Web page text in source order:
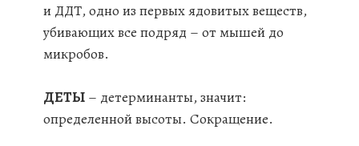
и ДДТ, одно из первых ядовитых веществ,
убивающих все подряд – от мышей до
микробов.
ДЕТЫ – детерминанты, значит:
определенной высоты. Сокращение.